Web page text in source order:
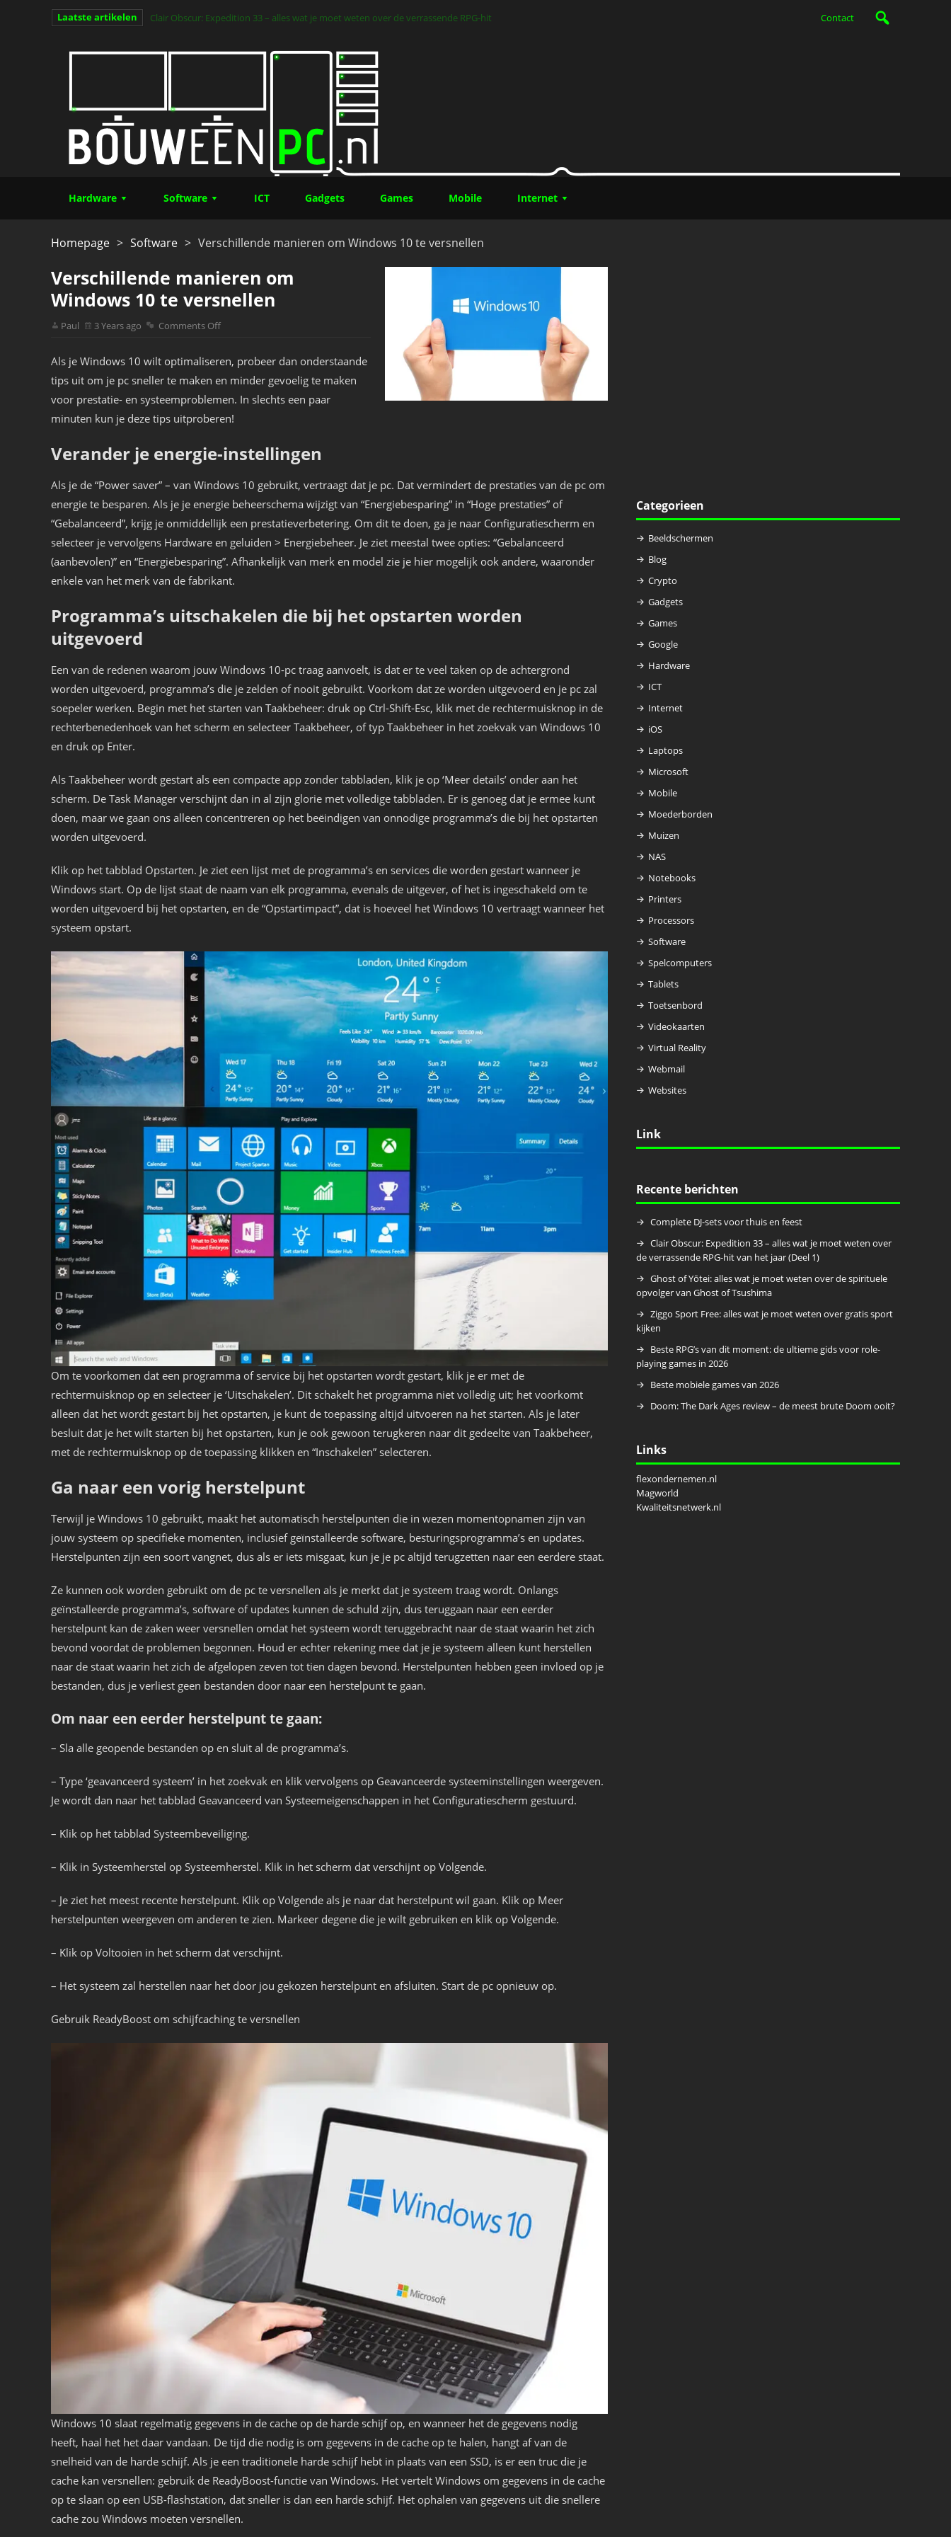
Contact
Laatste artikelen Clair Obscur: Expedition 33 – alles wat je moet weten over de verrassende RPG-hit
van het jaar (Deel 1)
Hardware Software ICT Gadgets Games Mobile Internet
Homepage > Software > Verschillende manieren om Windows 10 te versnellen
Verschillende manieren om
Windows 10 te versnellen
Paul 3 Years ago Comments Off
Als je Windows 10 wilt optimaliseren, probeer dan onderstaande
tips uit om je pc sneller te maken en minder gevoelig te maken
voor prestatie- en systeemproblemen. In slechts een paar
minuten kun je deze tips uitproberen!
Verander je energie-instellingen
Als je de “Power saver” – van Windows 10 gebruikt, vertraagt ​​​​dat je pc. Dat vermindert de prestaties van de pc om
energie te besparen. Als je je energie beheerschema wijzigt van “Energiebesparing” in “Hoge prestaties” of
“Gebalanceerd”, krijg je onmiddellijk een prestatieverbetering. Om dit te doen, ga je naar Configuratiescherm en
selecteer je vervolgens Hardware en geluiden > Energiebeheer. Je ziet meestal twee opties: “Gebalanceerd
(aanbevolen)” en “Energiebesparing”. Afhankelijk van merk en model zie je hier mogelijk ook andere, waaronder
enkele van het merk van de fabrikant.
Programma’s uitschakelen die bij het opstarten worden
uitgevoerd
Een van de redenen waarom jouw Windows 10-pc traag aanvoelt, is dat er te veel taken op de achtergrond
worden uitgevoerd, programma’s die je zelden of nooit gebruikt. Voorkom dat ze worden uitgevoerd en je pc zal
soepeler werken. Begin met het starten van Taakbeheer: druk op Ctrl-Shift-Esc, klik met de rechtermuisknop in de
rechterbenedenhoek van het scherm en selecteer Taakbeheer, of typ Taakbeheer in het zoekvak van Windows 10
en druk op Enter.
Als Taakbeheer wordt gestart als een compacte app zonder tabbladen, klik je op ‘Meer details’ onder aan het
scherm. De Task Manager verschijnt dan in al zijn glorie met volledige tabbladen. Er is genoeg dat je ermee kunt
doen, maar we gaan ons alleen concentreren op het beëindigen van onnodige programma’s die bij het opstarten
worden uitgevoerd.
Klik op het tabblad Opstarten. Je ziet een lijst met de programma’s en services die worden gestart wanneer je
Windows start. Op de lijst staat de naam van elk programma, evenals de uitgever, of het is ingeschakeld om te
worden uitgevoerd bij het opstarten, en de “Opstartimpact”, dat is hoeveel het Windows 10 vertraagt ​​​​wanneer het
systeem opstart.
Om te voorkomen dat een programma of service bij het opstarten wordt gestart, klik je er met de
rechtermuisknop op en selecteer je ‘Uitschakelen’. Dit schakelt het programma niet volledig uit; het voorkomt
alleen dat het wordt gestart bij het opstarten, je kunt de toepassing altijd uitvoeren na het starten. Als je later
besluit dat je het wilt starten bij het opstarten, kun je ook gewoon terugkeren naar dit gedeelte van Taakbeheer,
met de rechtermuisknop op de toepassing klikken en “Inschakelen” selecteren.
Ga naar een vorig herstelpunt
Terwijl je Windows 10 gebruikt, maakt het automatisch herstelpunten die in wezen momentopnamen zijn van
jouw systeem op specifieke momenten, inclusief geïnstalleerde software, besturingsprogramma’s en updates.
Herstelpunten zijn een soort vangnet, dus als er iets misgaat, kun je je pc altijd terugzetten naar een eerdere staat.
Ze kunnen ook worden gebruikt om de pc te versnellen als je merkt dat je systeem traag wordt. Onlangs
geïnstalleerde programma’s, software of updates kunnen de schuld zijn, dus teruggaan naar een eerder
herstelpunt kan de zaken weer versnellen omdat het systeem wordt teruggebracht naar de staat waarin het zich
bevond voordat de problemen begonnen. Houd er echter rekening mee dat je je systeem alleen kunt herstellen
naar de staat waarin het zich de afgelopen zeven tot tien dagen bevond. Herstelpunten hebben geen invloed op je
bestanden, dus je verliest geen bestanden door naar een herstelpunt te gaan.
Om naar een eerder herstelpunt te gaan:
– Sla alle geopende bestanden op en sluit al de programma’s.
– Type ‘geavanceerd systeem’ in het zoekvak en klik vervolgens op Geavanceerde systeeminstellingen weergeven.
Je wordt dan naar het tabblad Geavanceerd van Systeemeigenschappen in het Configuratiescherm gestuurd.
– Klik op het tabblad Systeembeveiliging.
– Klik in Systeemherstel op Systeemherstel. Klik in het scherm dat verschijnt op Volgende.
– Je ziet het meest recente herstelpunt. Klik op Volgende als je naar dat herstelpunt wil gaan. Klik op Meer
herstelpunten weergeven om anderen te zien. Markeer degene die je wilt gebruiken en klik op Volgende.
– Klik op Voltooien in het scherm dat verschijnt.
– Het systeem zal herstellen naar het door jou gekozen herstelpunt en afsluiten. Start de pc opnieuw op.
Gebruik ReadyBoost om schijfcaching te versnellen
Windows 10 slaat regelmatig gegevens in de cache op de harde schijf op, en wanneer het de gegevens nodig
heeft, haal het het daar vandaan. De tijd die nodig is om gegevens in de cache op te halen, hangt af van de
snelheid van de harde schijf. Als je een traditionele harde schijf hebt in plaats van een SSD, is er een truc die je
cache kan versnellen: gebruik de ReadyBoost-functie van Windows. Het vertelt Windows om gegevens in de cache
op te slaan op een USB-flashstation, dat sneller is dan een harde schijf. Het ophalen van gegevens uit die snellere
cache zou Windows moeten versnellen.
Categorieen
Beeldschermen
Blog
Crypto
Gadgets
Games
Google
Hardware
ICT
Internet
iOS
Laptops
Microsoft
Mobile
Moederborden
Muizen
NAS
Notebooks
Printers
Processors
Software
Spelcomputers
Tablets
Toetsenbord
Videokaarten
Virtual Reality
Webmail
Websites
Link
Recente berichten
Complete DJ-sets voor thuis en feest
Clair Obscur: Expedition 33 – alles wat je moet weten over
de verrassende RPG-hit van het jaar (Deel 1)
Ghost of Yōtei: alles wat je moet weten over de spirituele
opvolger van Ghost of Tsushima
Ziggo Sport Free: alles wat je moet weten over gratis sport
kijken
Beste RPG’s van dit moment: de ultieme gids voor role-
playing games in 2026
Beste mobiele games van 2026
Doom: The Dark Ages review – de meest brute Doom ooit?
Links
flexondernemen.nl
Magworld
Kwaliteitsnetwerk.nl